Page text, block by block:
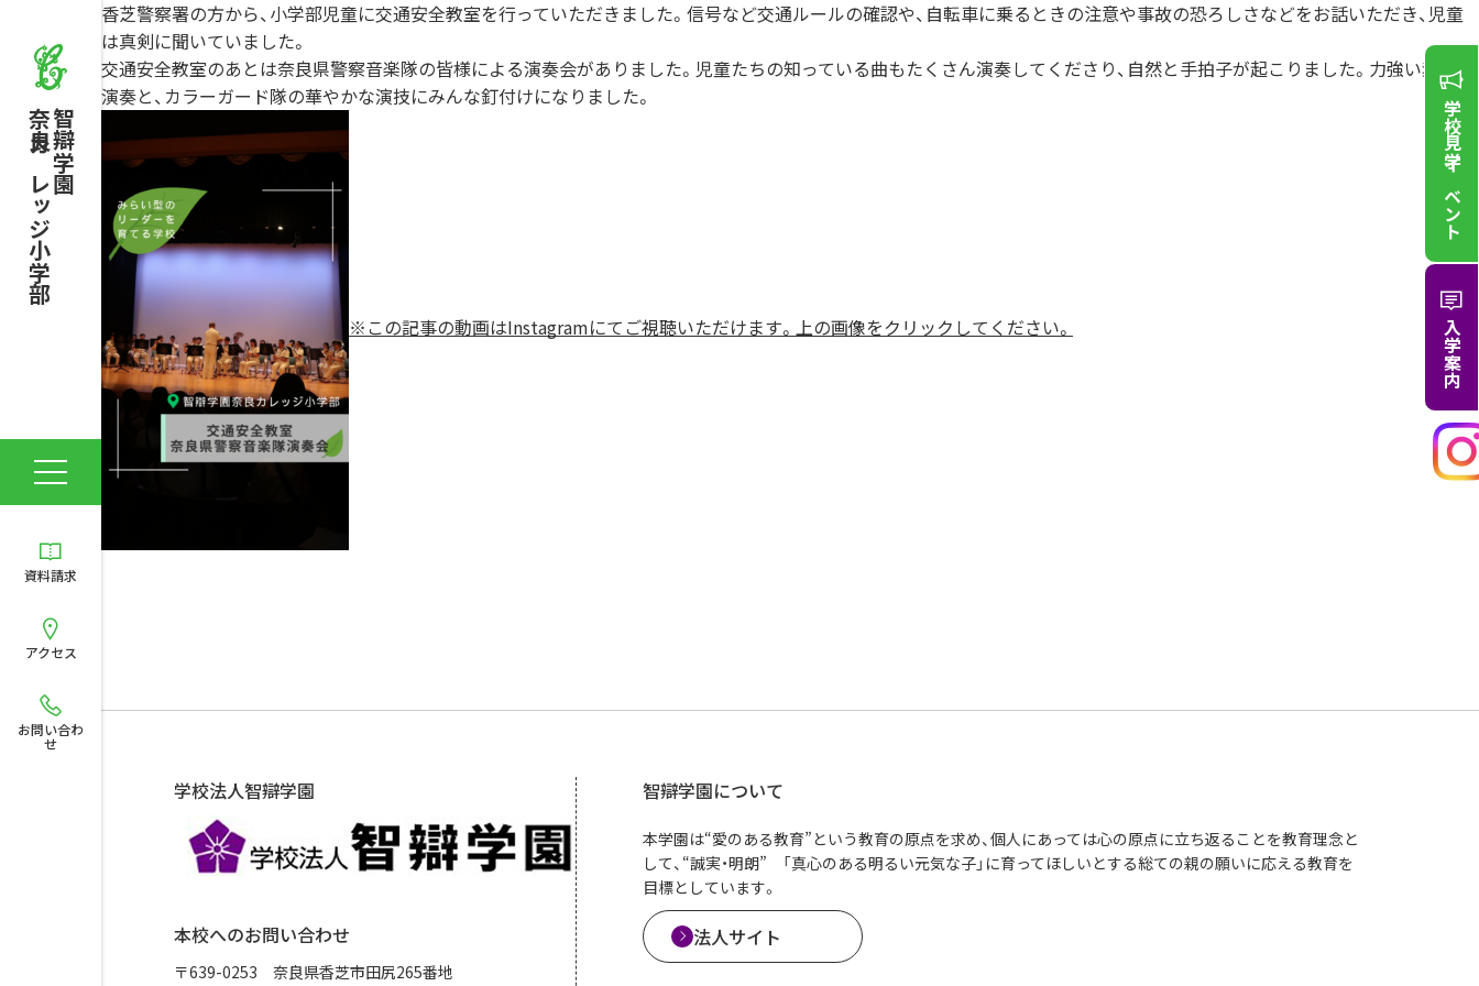
智辯学園
奈良カレッジ小学部
資料請求
アクセス
お問い合わ
せ
学校見学
イベント
入学案内
香芝警察署の方から、小学部児童に交通安全教室を行っていただきました。信号など交通ルールの確認や、自転車に乗るときの注意や事故の恐ろしさなどをお話いただき、児童
は真剣に聞いていました。
交通安全教室のあとは奈良県警察音楽隊の皆様による演奏会がありました。児童たちの知っている曲もたくさん演奏してくださり、自然と手拍子が起こりました。力強い素敵な
演奏と、カラーガード隊の華やかな演技にみんな釘付けになりました。
※この記事の動画はInstagramにてご視聴いただけます。上の画像をクリックしてください。
学校法人智辯学園
本校へのお問い合わせ
〒639-0253 奈良県香芝市田尻265番地
智辯学園について
本学園は“愛のある教育”という教育の原点を求め、個人にあっては心の原点に立ち返ることを教育理念と
して、“誠実・明朗” 「真心のある明るい元気な子」に育ってほしいとする総ての親の願いに応える教育を
目標としています。
法人サイト